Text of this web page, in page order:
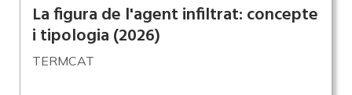
La figura de l'agent infiltrat: concepte
i tipologia (2026)
TERMCAT